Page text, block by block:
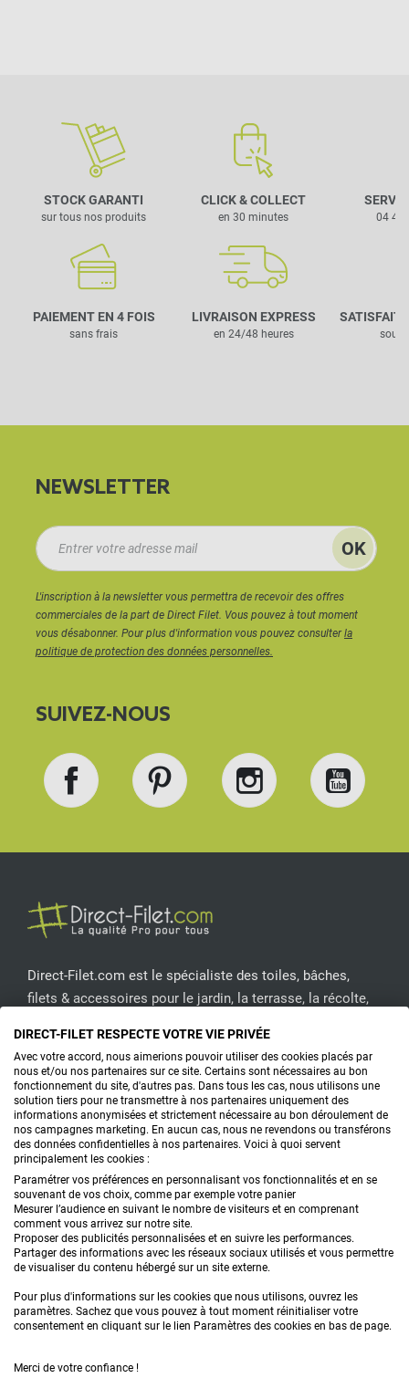
STOCK GARANTI
sur tous nos produits
CLICK & COLLECT
en 30 minutes
PAIEMENT EN 4 FOIS
sans frais
LIVRAISON EXPRESS
en 24/48 heures
04 42
SATISFAIT
sous
NEWSLETTER
L'inscription à la newsletter vous permettra de recevoir des offres
commerciales de la part de Direct Filet. Vous pouvez à tout moment
vous désabonner. Pour plus d'information vous pouvez consulterla
politique de protection des données personnelles.
SUIVEZ-NOUS
Direct-Filet.com est le spécialiste des toiles, bâches,
filets & accessoires pour le jardin, la terrasse, la récolte,
CONTACTEZ-NOUS
PRODUITS
CONSEILS
FAQ
DEMANDE DE DEVIS
DIRECT-FILET RESPECTE VOTRE VIE PRIVÉE
Avec votre accord, nous aimerions pouvoir utiliser des cookies placés par
nous et/ou nos partenaires sur ce site. Certains sont nécessaires au bon
fonctionnement du site, d'autres pas. Dans tous les cas, nous utilisons une
solution tiers pour ne transmettre à nos partenaires uniquement des
informations anonymisées et strictement nécessaire au bon déroulement de
nos campagnes marketing. En aucun cas, nous ne revendons ou transférons
des données confidentielles à nos partenaires. Voici à quoi servent
principalement les cookies :
Paramétrer vos préférences en personnalisant vos fonctionnalités et en se
souvenant de vos choix, comme par exemple votre panier
Mesurer l’audience en suivant le nombre de visiteurs et en comprenant
comment vous arrivez sur notre site.
Proposer des publicités personnalisées et en suivre les performances.
Partager des informations avec les réseaux sociaux utilisés et vous permettre
de visualiser du contenu hébergé sur un site externe.
Pour plus d'informations sur les cookies que nous utilisons, ouvrez les
paramètres. Sachez que vous pouvez à tout moment réinitialiser votre
consentement en cliquant sur le lien Paramètres des cookies en bas de page.
Merci de votre confiance !